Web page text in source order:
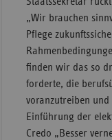
„Wir brauchen
Pflege
finden wir das so
forderte, die
voranzutreiben
Einführung der
Credo „Besser